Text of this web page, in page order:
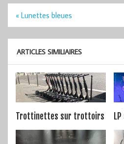
Navigation
« Lunettes bleues
ARTICLES SIMILIAIRES
Trottinettes sur trottoirs